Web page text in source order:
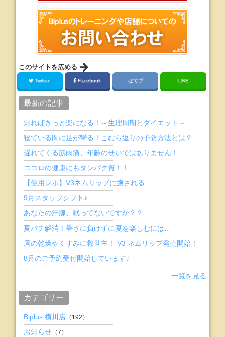
このサイトを広める
Twitter Facebook はてブ LINE
最新の記事
知ればきっと楽になる！～生理周期とダイエット～
寝ている間に足が攣る！こむら返りの予防方法とは？
遅れてくる筋肉痛、年齢のせいではありません！
ココロの健康にもタンパク質！！
【使用レポ】V3ネムリップに癒される…
9月スタッフシフト♪
あなたの汗腺、眠ってないですか？？
夏バテ解消！暑さに負けずに夏を楽しむには…
唇の乾燥やくすみに救世主！ V3 ネムリップ発売開始！
8月のご予約受付開始しています♪
一覧を見る
カテゴリー
Biplus 横川店 （192）
お知らせ （7）